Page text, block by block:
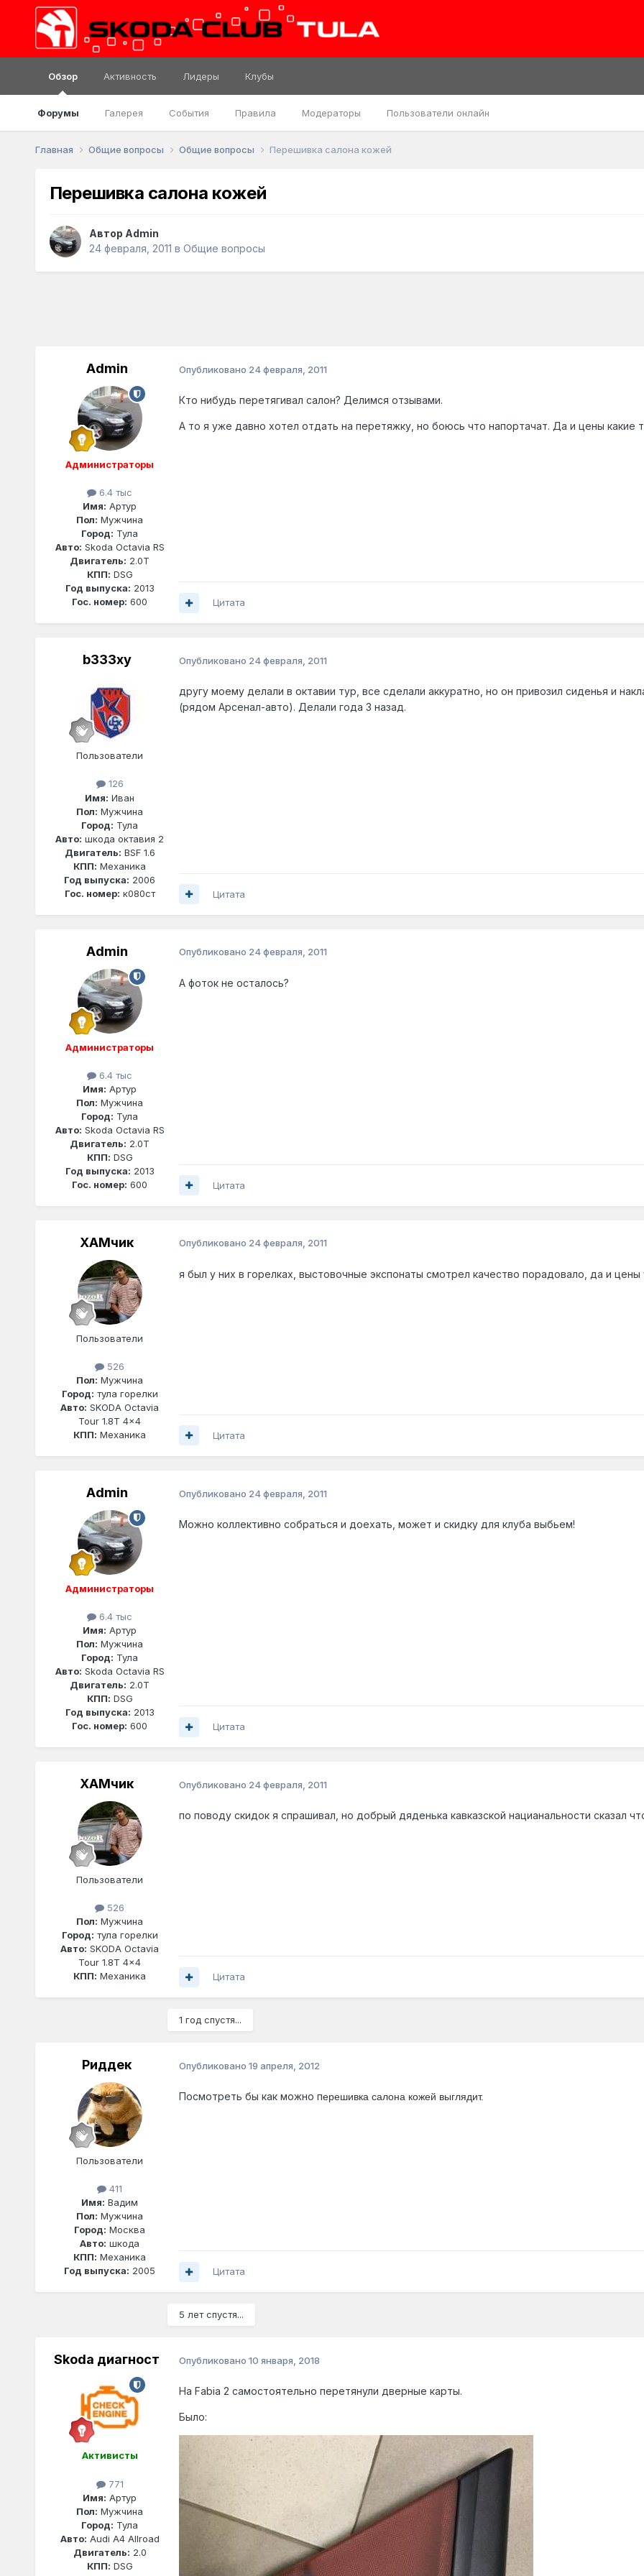
Обзор
Форумы Галерея События Правила Модераторы Пользователи онлайн
Активность Лидеры Клубы
Главная Общие вопросы Общие вопросы Перешивка салона кожей
Перешивка салона кожей
Автор Admin
24 февраля, 2011 в Общие вопросы
Admin
Администраторы
6.4 тыс
Имя: Артур
Пол: Мужчина
Город: Тула
Авто: Skoda Octavia RS
Двигатель: 2.0T
КПП: DSG
Год выпуска: 2013
Гос. номер: 600
Опубликовано 24 февраля, 2011
Кто нибудь перетягивал салон? Делимся отзывами.
А то я уже давно хотел отдать на перетяжку, но боюсь что напортачат. Да и цены какие
Цитата
b333xy
Пользователи
126
Имя: Иван
Пол: Мужчина
Город: Тула
Авто: шкода октавия 2
Двигатель: BSF 1.6
КПП: Механика
Год выпуска: 2006
Гос. номер: к080ст
Опубликовано 24 февраля, 2011
другу моему делали в октавии тур, все сделали аккуратно, но он привозил сиденья и
(рядом Арсенал-авто). Делали года 3 назад.
Цитата
Admin
Администраторы
6.4 тыс
Имя: Артур
Пол: Мужчина
Город: Тула
Авто: Skoda Octavia RS
Двигатель: 2.0T
КПП: DSG
Год выпуска: 2013
Гос. номер: 600
Опубликовано 24 февраля, 2011
А фоток не осталось?
Цитата
ХАМчик
Пользователи
526
Пол: Мужчина
Город: тула горелки
Авто: SKODA Octavia
Tour 1.8T 4x4
КПП: Механика
Опубликовано 24 февраля, 2011
я был у них в горелках, выстовочные экспонаты смотрел качество порадовало, да и цены
Цитата
Admin
Администраторы
6.4 тыс
Имя: Артур
Пол: Мужчина
Город: Тула
Авто: Skoda Octavia RS
Двигатель: 2.0T
КПП: DSG
Год выпуска: 2013
Гос. номер: 600
Опубликовано 24 февраля, 2011
Можно коллективно собраться и доехать, может и скидку для клуба выбьем!
Цитата
ХАМчик
Пользователи
526
Пол: Мужчина
Город: тула горелки
Авто: SKODA Octavia
Tour 1.8T 4x4
КПП: Механика
Опубликовано 24 февраля, 2011
по поводу скидок я спрашивал, но добрый дяденька кавказской нацианальности сказал
Цитата
1 год спустя...
Риддек
Пользователи
411
Имя: Вадим
Пол: Мужчина
Город: Москва
Авто: шкода
КПП: Механика
Год выпуска: 2005
Опубликовано 19 апреля, 2012
Посмотреть бы как можно перешивка салона кожей выглядит.
Цитата
5 лет спустя...
Skoda диагност
Активисты
771
Имя: Артур
Пол: Мужчина
Город: Тула
Авто: Audi A4 Allroad
Двигатель: 2.0
КПП: DSG
Опубликовано 10 января, 2018
На Fabia 2 самостоятельно перетянули дверные карты.
Было: